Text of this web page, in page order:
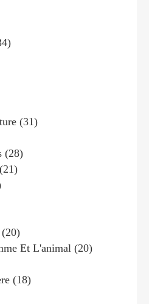
(31)
(28)
(21)
(20)
Et L'animal (20)
(18)